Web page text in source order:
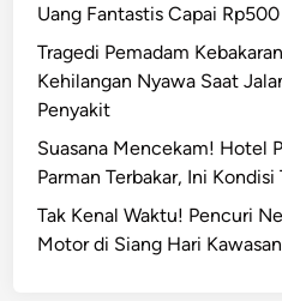
Uang Fantastis Capai
Tragedi Pemadam
Kehilangan Nyawa Saat
Penyakit
Suasana Mencekam! Hotel
Parman Terbakar, Ini Kondisi
Tak Kenal Waktu! Pencuri
Motor di Siang Hari